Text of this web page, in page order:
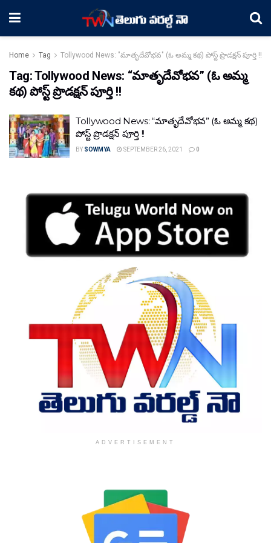
Home Tag Tollywood News: "మాతృదేవోభవ" (ఓ అమ్మ కథ) పోస్ట్ ప్రొడక్షన్ పూర్తి !!
Tag:Tollywood News: “మాతృదేవోభవ” (ఓ అమ్మ
కథ) పోస్ట్ ప్రొడక్షన్ పూర్తి !!
Tollywood News: “మాతృదేవోభవ” (ఓ అమ్మ కథ)
పోస్ట్ ప్రొడక్షన్ పూర్తి !!
BY SOWMYA SEPTEMBER 26, 2021 0
ADVERTISEMENT